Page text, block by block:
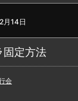
月14日
固定方法
会